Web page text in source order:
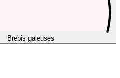
Brebis galeuses